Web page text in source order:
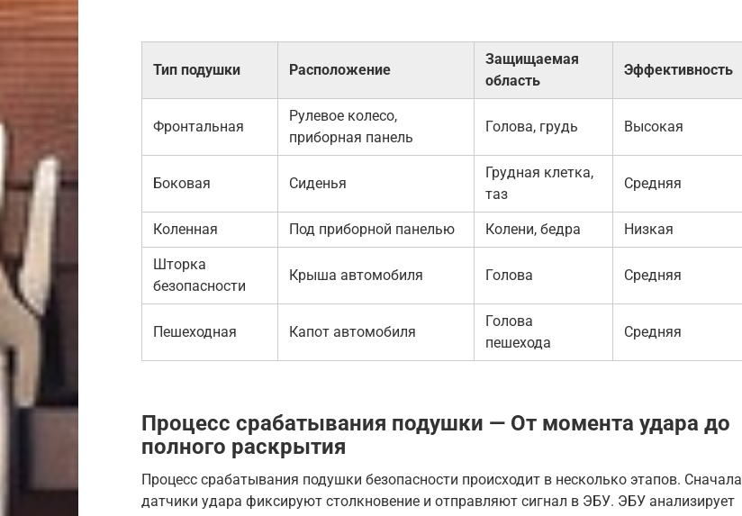
Тип подушки Расположение
Защищаемая
область
Эффективность
Фронтальная
Рулевое колесо,
приборная панель
Голова, грудь Высокая
Боковая Сиденья
Грудная клетка,
таз
Средняя
Коленная Под приборной панелью Колени, бедра Низкая
Шторка
безопасности
Крыша автомобиля Голова Средняя
Пешеходная Капот автомобиля
Голова
пешехода
Средняя
Процесс срабатывания подушки — От момента удара до
полного раскрытия
Процесс срабатывания подушки безопасности происходит в несколько этапов. Сначала
датчики удара фиксируют столкновение и отправляют сигнал в ЭБУ. ЭБУ анализирует